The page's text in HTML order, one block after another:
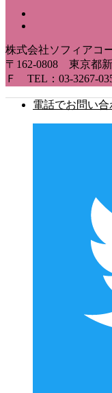
株式会社ソフィアコ
〒162-0808 東京都
Ｆ TEL：03-3267-
電話でお問い合